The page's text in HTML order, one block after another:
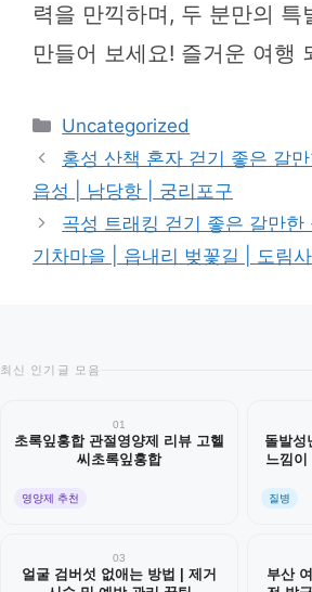
력을 만끽하며, 두 분만의 특
만들어 보세요! 즐거운 여행
카
테
고
리
Uncategorized
홍성 산책 혼자 걷기 좋은 갈
읍성 | 남당항 | 궁리포구
곡성 트래킹 걷기 좋은 갈만한
기차마을 | 읍내리 벚꽃길 | 도림사
최신 인기글 모음
01
초록잎홍합 관절영양제 리뷰 고헬
씨초록잎홍합
영양제 추천
돌발성
느낌이
질병
03
얼굴 검버섯 없애는 방법 | 제거
부산